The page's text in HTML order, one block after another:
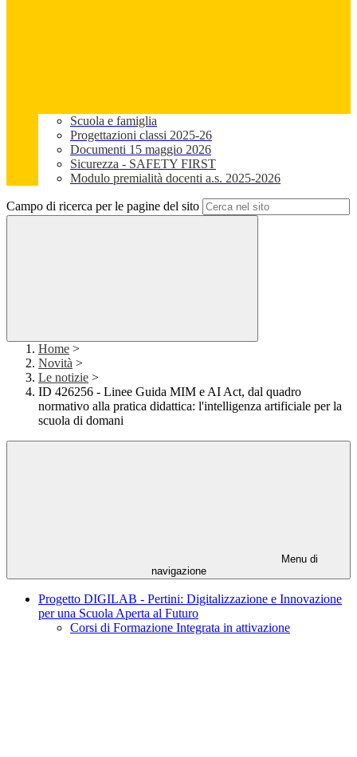
Scuola e famiglia
Progettazioni classi 2025-26
Documenti 15 maggio 2026
Sicurezza - SAFETY FIRST
Modulo premialità docenti a.s. 2025-2026
Campo di ricerca per le pagine del sito
Home >
Novità >
Le notizie >
ID 426256 - Linee Guida MIM e AI Act, dal quadro
normativo alla pratica didattica: l'intelligenza artificiale per la
scuola di domani
Menu di
navigazione
Progetto DIGILAB - Pertini: Digitalizzazione e Innovazione
per una Scuola Aperta al Futuro
Corsi di Formazione Integrata in attivazione